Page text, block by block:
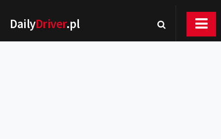
DailyDriver.pl